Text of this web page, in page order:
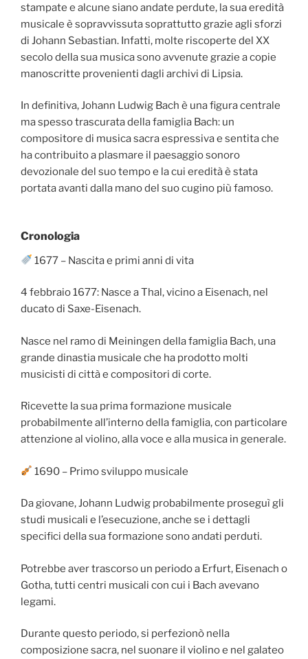
stampate e alcune siano andate perdute, la sua eredità
musicale è sopravvissuta soprattutto grazie agli sforzi
di Johann Sebastian. Infatti, molte riscoperte del XX
secolo della sua musica sono avvenute grazie a copie
manoscritte provenienti dagli archivi di Lipsia.
In definitiva, Johann Ludwig Bach è una figura centrale
ma spesso trascurata della famiglia Bach: un
compositore di musica sacra espressiva e sentita che
ha contribuito a plasmare il paesaggio sonoro
devozionale del suo tempo e la cui eredità è stata
portata avanti dalla mano del suo cugino più famoso.
Cronologia
1677 – Nascita e primi anni di vita
4 febbraio 1677: Nasce a Thal, vicino a Eisenach, nel
ducato di Saxe-Eisenach.
Nasce nel ramo di Meiningen della famiglia Bach, una
grande dinastia musicale che ha prodotto molti
musicisti di città e compositori di corte.
Ricevette la sua prima formazione musicale
probabilmente all’interno della famiglia, con particolare
attenzione al violino, alla voce e alla musica in generale.
1690 – Primo sviluppo musicale
Da giovane, Johann Ludwig probabilmente proseguì gli
studi musicali e l’esecuzione, anche se i dettagli
specifici della sua formazione sono andati perduti.
Potrebbe aver trascorso un periodo a Erfurt, Eisenach o
Gotha, tutti centri musicali con cui i Bach avevano
legami.
Durante questo periodo, si perfezionò nella
composizione sacra, nel suonare il violino e nel galateo